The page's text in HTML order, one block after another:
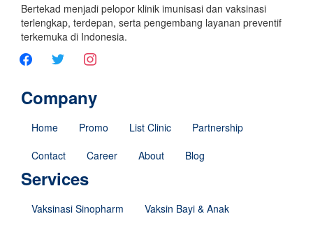
Bertekad menjadi pelopor klinik imunisasi dan vaksinasi
terlengkap, terdepan, serta pengembang layanan preventif
terkemuka di Indonesia.
Company
Home Promo List Clinic
Partnership
Contact
Career About Blog
Services
Vaksinasi Sinopharm
Vaksin Bayi & Anak